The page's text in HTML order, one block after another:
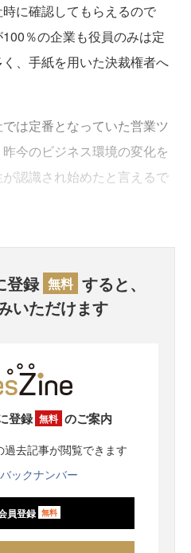
に確認してもらえるので
％の企業も役員のみは定
、手紙を用いた決裁権者へ
は定番となっていた営業ツ
今のビジネス環境の変化を
認識され始めたと言えるで
登録 無料 すると、
いただけます
登録 無料 のご案内
過去記事が閲覧できます
ックナンバー
員登録 無料